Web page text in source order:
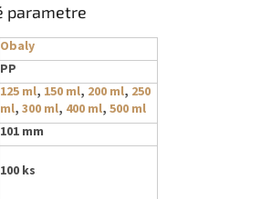
parametre
Obaly
PP
125 ml, 150 ml, 200 ml, 250
ml,300 ml, 400 ml,500 ml
101 mm
100 ks